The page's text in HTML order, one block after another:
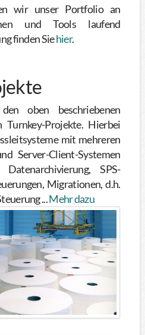
wir unser Portfolio an
und Tools laufend
finden Siehier.
oben beschriebenen
Turnkey-Projekte. Hierbei
mit mehreren
Server-Client-Systemen
SPS-
Migrationen, d.h.
...Mehr dazu